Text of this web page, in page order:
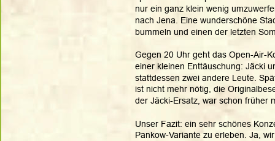
nur ein ganz klein wenig
nach Jena. Eine wunderschöne
bummeln und einen der letzten
Gegen 20 Uhr geht das Open-Air-
einer kleinen Enttäuschung: Jäcki
stattdessen zwei andere Leute.
ist nicht mehr nötig, die
der Jäcki-Ersatz, war schon früher
Unser Fazit: ein sehr schönes
Pankow-Variante zu erleben. Ja,